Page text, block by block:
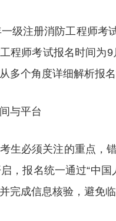
级注册消防工程师考
程师考试报名时间为
多个角度详细解析报
与平台
生必须关注的重点，
，报名统一通过“中
完成信息核验，避免